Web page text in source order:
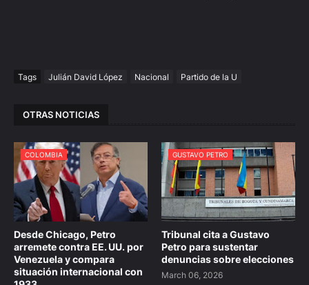
Tags Julián David López Nacional Partido de la U
OTRAS NOTICIAS
COLOMBIA
Desde Chicago, Petro
arremete contra EE. UU. por
Venezuela y compara
situación internacional con
GUSTAVO PETRO
Tribunal cita a Gustavo
Petro para sustentar
denuncias sobre elecciones
March 06, 2026